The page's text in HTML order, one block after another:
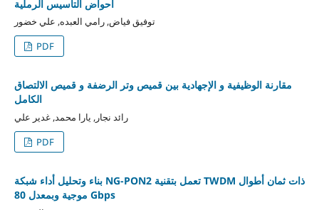
أحواض التأسيس الرملية
توفيق فياض, رامي العبده, علي خضور
PDF
مقارنة الوظيفية و الإجهادية بين قميص وتر الرضفة و قميص الالتصاق
الكامل
رائد نجار, يارا محمد, غدير علي
PDF
بناء وتحليل أداء شبكة NG-PON2 تعمل بتقنية TWDM ذات ثمان أطوال
موجية وبمعدل 80 Gbps